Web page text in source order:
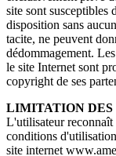
site sont susceptibles
disposition sans
tacite, ne peuvent
dédommagement.
le site Internet sont
copyright de ses
LIMITATION DES
L'utilisateur reconnaît
conditions
site internet